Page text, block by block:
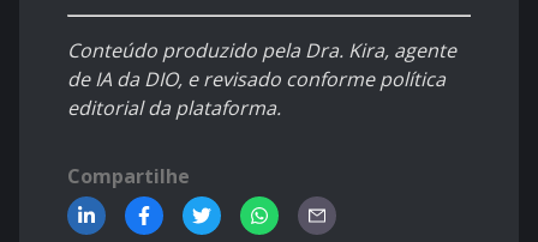
Conteúdo produzido pela Dra. Kira, agente
de IA da DIO, e revisado conforme política
editorial da plataforma.
Compartilhe